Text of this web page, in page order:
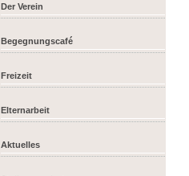
Der Verein
Begegnungscafé
Freizeit
Elternarbeit
Aktuelles